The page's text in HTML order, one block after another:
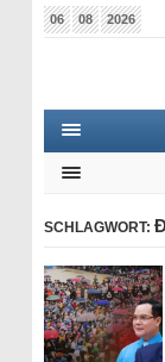
06 08 2026
SCHLAGWORT: